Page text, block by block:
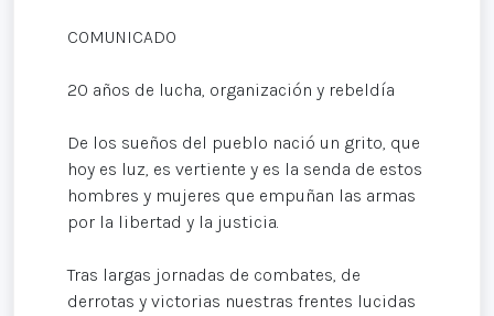
COMUNICADO
20 años de lucha, organización y rebeldía
De los sueños del pueblo nació un grito, que
hoy es luz, es vertiente y es la senda de estos
hombres y mujeres que empuñan las armas
por la libertad y la justicia.
Tras largas jornadas de combates, de
derrotas y victorias nuestras frentes lucidas